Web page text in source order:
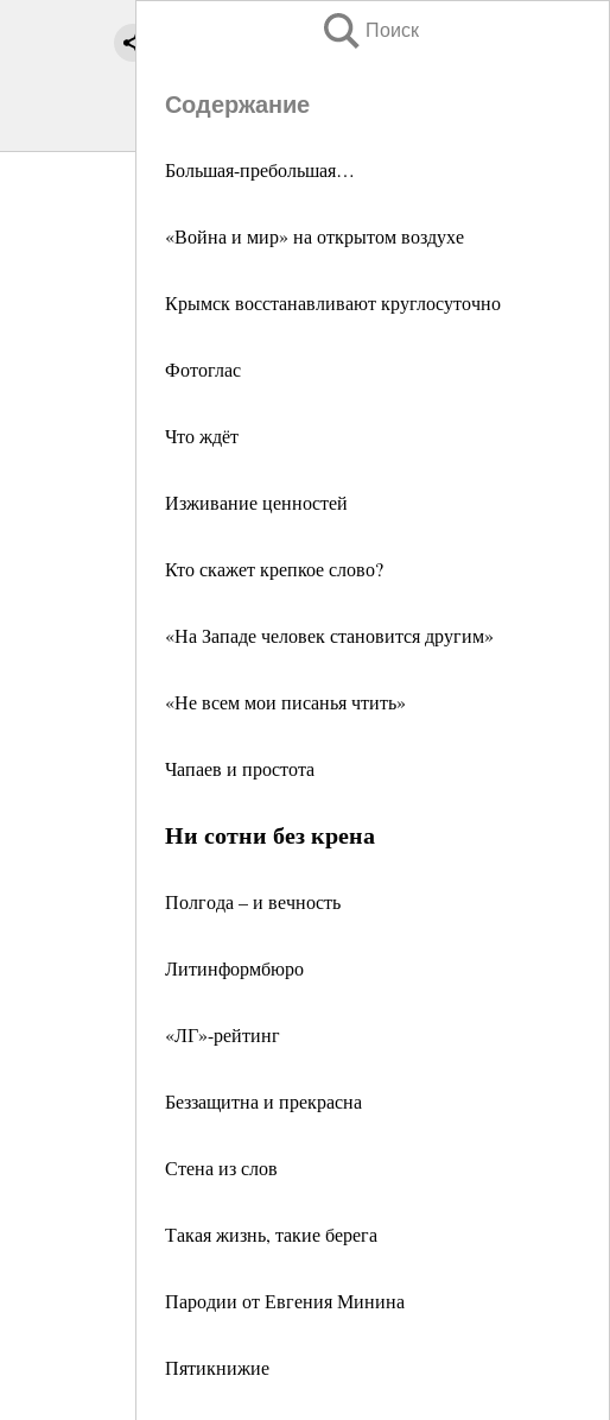
Поиск
Содержание
Большая-пребольшая…
«Война и мир» на открытом воздухе
Крымск восстанавливают круглосуточно
Фотоглас
Что ждёт
Изживание ценностей
Кто скажет крепкое слово?
«На Западе человек становится другим»
«Не всем мои писанья чтить»
Чапаев и простота
Ни сотни без крена
Полгода – и вечность
Литинформбюро
«ЛГ»-рейтинг
Беззащитна и прекрасна
Стена из слов
Такая жизнь, такие берега
Пародии от Евгения Минина
Пятикнижие